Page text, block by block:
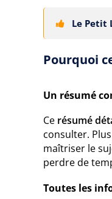
Le Petit
Pourquoi
Un résumé
Ce résumé
consulter.
maîtriser le
perdre de
Toutes les